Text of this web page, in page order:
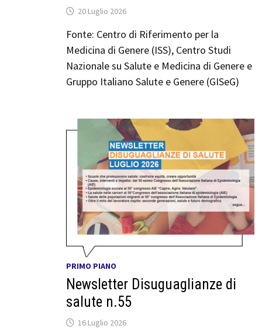
20 Luglio 2026
Fonte: Centro di Riferimento per la
Medicina di Genere (ISS), Centro Studi
Nazionale su Salute e Medicina di Genere e
Gruppo Italiano Salute e Genere (GISeG)
PRIMO PIANO
Newsletter Disuguaglianze di
salute n.55
16 Luglio 2026